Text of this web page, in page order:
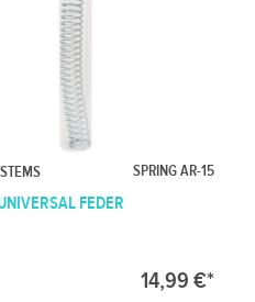
SPRING AR-15
FEDER
14,99 €*